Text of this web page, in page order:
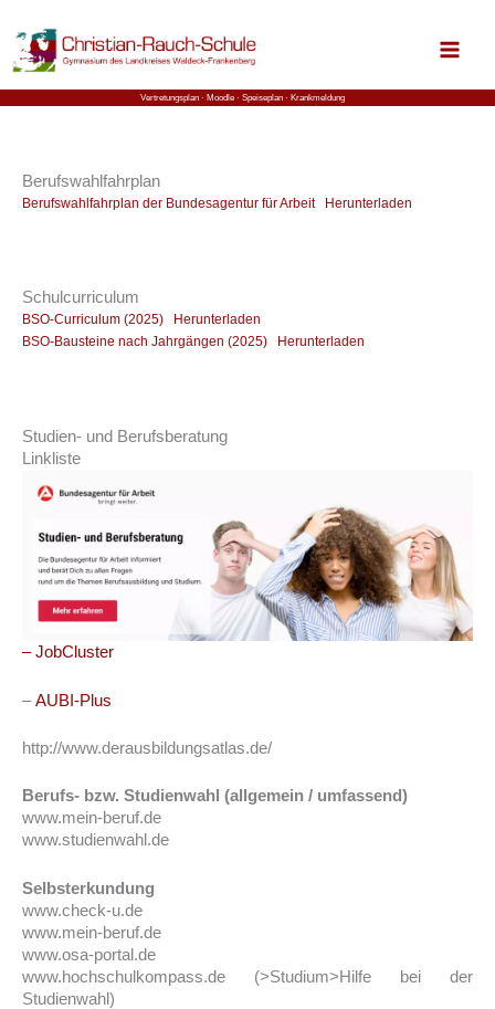
Inhalt
springen
Vertretungsplan ⋅ Moodle ⋅ Speiseplan ⋅ Krankmeldung
Berufswahlfahrplan
Berufswahlfahrplan der Bundesagentur für Arbeit Herunterladen
Schulcurriculum
BSO-Curriculum (2025)
Herunterladen
BSO-Bausteine nach Jahrgängen (2025)
Herunterladen
Studien- und Berufsberatung
Linkliste
– JobCluster
–AUBI-Plus
http://www.derausbildungsatlas.de/
Berufs- bzw. Studienwahl (allgemein / umfassend)
www.mein-beruf.de
www.studienwahl.de
Selbsterkundung
www.check-u.de
www.mein-beruf.de
www.osa-portal.de
www.hochschulkompass.de (>Studium>Hilfe bei der
Studienwahl)